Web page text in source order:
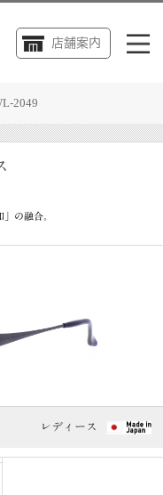
店舗案内
2049
の融合。
レディース